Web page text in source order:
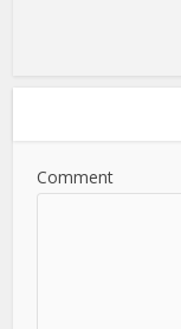
Comment